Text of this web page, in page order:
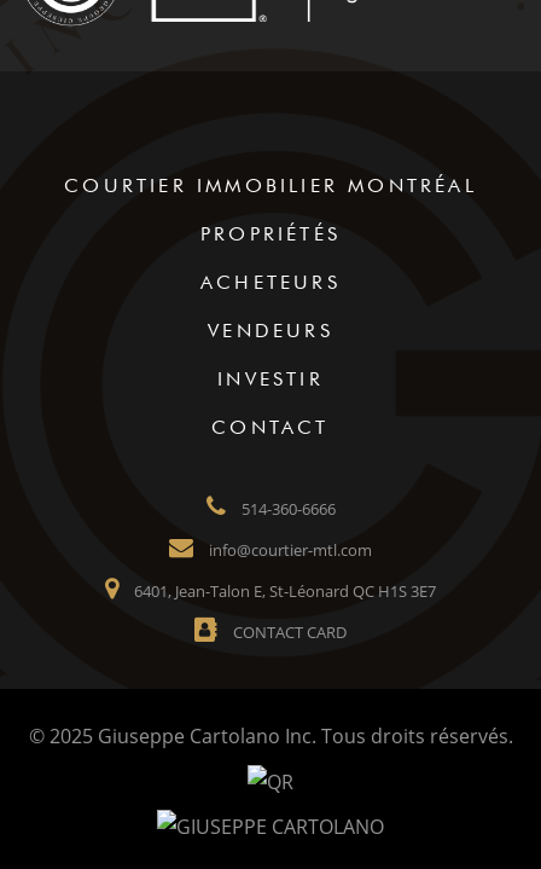
COURTIER IMMOBILIER MONTRÉAL
PROPRIÉTÉS
ACHETEURS
VENDEURS
INVESTIR
CONTACT
514-360-6666
info@courtier-mtl.com
6401, Jean-Talon E, St-Léonard QC H1S 3E7
CONTACT CARD
© 2025 Giuseppe Cartolano Inc. Tous droits réservés.